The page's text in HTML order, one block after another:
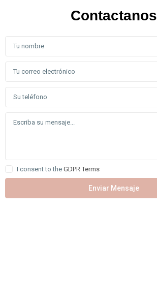
Contactanos
I consent to the GDPR Terms
Enviar Mensaje